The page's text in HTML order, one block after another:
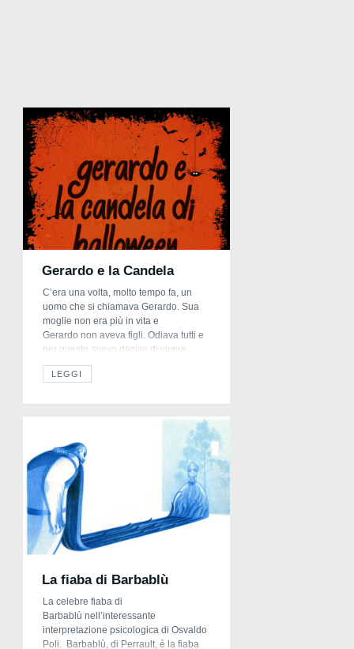
Gerardo e la Candela
C’era una volta, molto tempo fa, un
uomo che si chiamava Gerardo. Sua
moglie non era più in vita e
Gerardo non aveva figli. Odiava tutti e
per questo avevo deciso di vivere
isolato in cima ad una montagna.
Abitava in un cupo castello dove c’era
sia in primavera che […]
LEGGI
La fiaba di Barbablù
La celebre fiaba di
Barbablù nell’interessante
interpretazione psicologica di Osvaldo
Poli. Barbablù, di Perrault, è la fiaba